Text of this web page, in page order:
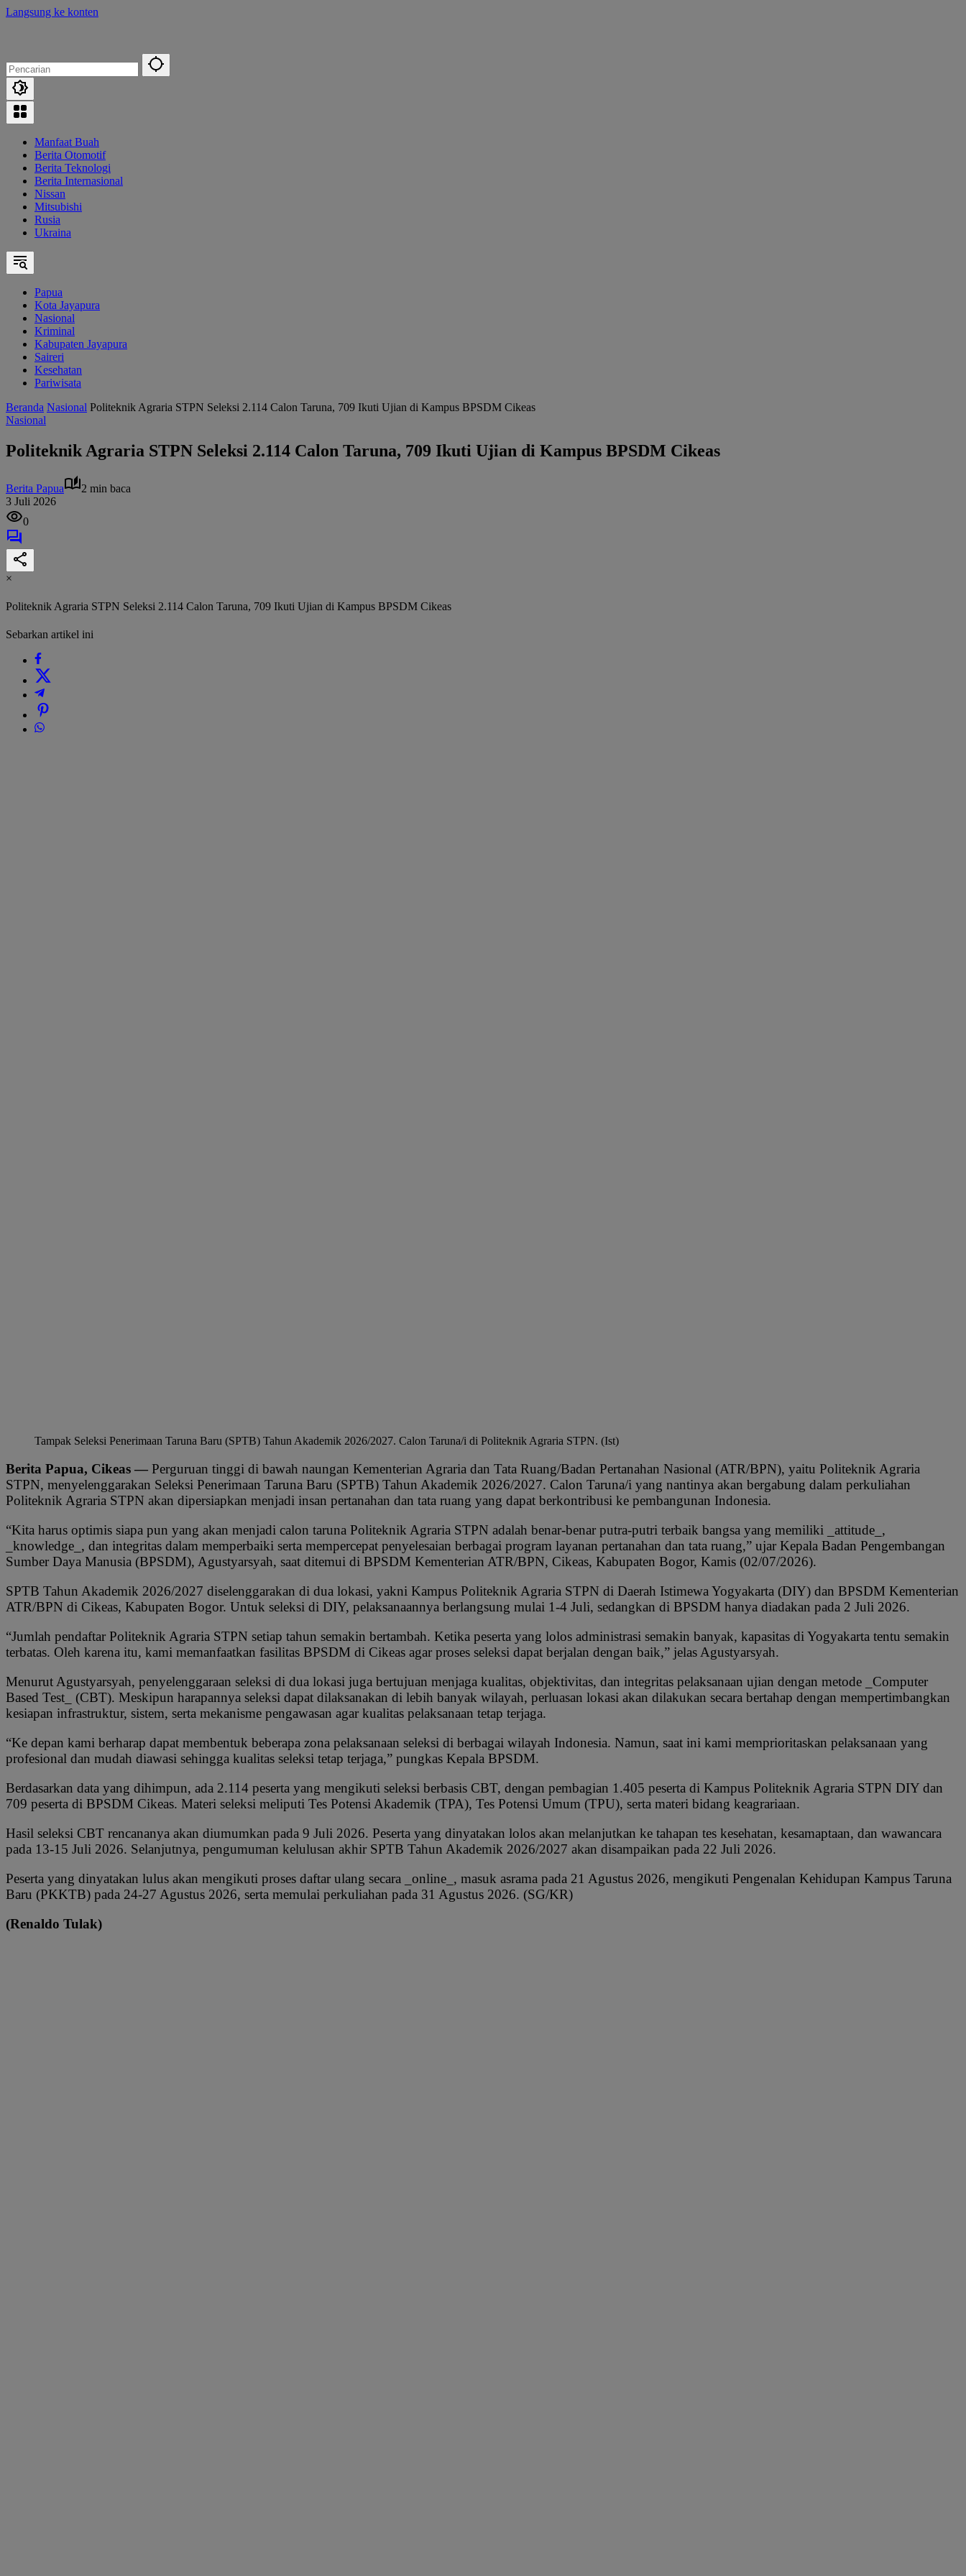
Langsung ke konten
Manfaat Buah
Berita Otomotif
Berita Teknologi
Berita Internasional
Nissan
Mitsubishi
Rusia
Ukraina
Papua
Kota Jayapura
Nasional
Kriminal
Kabupaten Jayapura
Saireri
Kesehatan
Pariwisata
Beranda Nasional Politeknik Agraria STPN Seleksi 2.114 Calon Taruna, 709 Ikuti Ujian di Kampus BPSDM Cikeas
Nasional
Politeknik Agraria STPN Seleksi 2.114 Calon Taruna, 709 Ikuti Ujian di Kampus BPSDM Cikeas
Berita Papua
2 min baca
3 Juli 2026
0
×
Politeknik Agraria STPN Seleksi 2.114 Calon Taruna, 709 Ikuti Ujian di Kampus BPSDM Cikeas
Sebarkan artikel ini
Tampak Seleksi Penerimaan Taruna Baru (SPTB) Tahun Akademik 2026/2027. Calon Taruna/i di Politeknik Agraria STPN. (Ist)
Berita Papua, Cikeas — Perguruan tinggi di bawah naungan Kementerian Agraria dan Tata Ruang/Badan Pertanahan Nasional (ATR/BPN), yaitu Politeknik Agraria
STPN, menyelenggarakan Seleksi Penerimaan Taruna Baru (SPTB) Tahun Akademik 2026/2027. Calon Taruna/i yang nantinya akan bergabung dalam perkuliahan
Politeknik Agraria STPN akan dipersiapkan menjadi insan pertanahan dan tata ruang yang dapat berkontribusi ke pembangunan Indonesia.
“Kita harus optimis siapa pun yang akan menjadi calon taruna Politeknik Agraria STPN adalah benar-benar putra-putri terbaik bangsa yang memiliki _attitude_,
_knowledge_, dan integritas dalam memperbaiki serta mempercepat penyelesaian berbagai program layanan pertanahan dan tata ruang,” ujar Kepala Badan Pengembangan
Sumber Daya Manusia (BPSDM), Agustyarsyah, saat ditemui di BPSDM Kementerian ATR/BPN, Cikeas, Kabupaten Bogor, Kamis (02/07/2026).
SPTB Tahun Akademik 2026/2027 diselenggarakan di dua lokasi, yakni Kampus Politeknik Agraria STPN di Daerah Istimewa Yogyakarta (DIY) dan BPSDM Kementerian
ATR/BPN di Cikeas, Kabupaten Bogor. Untuk seleksi di DIY, pelaksanaannya berlangsung mulai 1-4 Juli, sedangkan di BPSDM hanya diadakan pada 2 Juli 2026.
“Jumlah pendaftar Politeknik Agraria STPN setiap tahun semakin bertambah. Ketika peserta yang lolos administrasi semakin banyak, kapasitas di Yogyakarta tentu semakin
terbatas. Oleh karena itu, kami memanfaatkan fasilitas BPSDM di Cikeas agar proses seleksi dapat berjalan dengan baik,” jelas Agustyarsyah.
Menurut Agustyarsyah, penyelenggaraan seleksi di dua lokasi juga bertujuan menjaga kualitas, objektivitas, dan integritas pelaksanaan ujian dengan metode _Computer
Based Test_ (CBT). Meskipun harapannya seleksi dapat dilaksanakan di lebih banyak wilayah, perluasan lokasi akan dilakukan secara bertahap dengan mempertimbangkan
kesiapan infrastruktur, sistem, serta mekanisme pengawasan agar kualitas pelaksanaan tetap terjaga.
“Ke depan kami berharap dapat membentuk beberapa zona pelaksanaan seleksi di berbagai wilayah Indonesia. Namun, saat ini kami memprioritaskan pelaksanaan yang
profesional dan mudah diawasi sehingga kualitas seleksi tetap terjaga,” pungkas Kepala BPSDM.
Berdasarkan data yang dihimpun, ada 2.114 peserta yang mengikuti seleksi berbasis CBT, dengan pembagian 1.405 peserta di Kampus Politeknik Agraria STPN DIY dan
709 peserta di BPSDM Cikeas. Materi seleksi meliputi Tes Potensi Akademik (TPA), Tes Potensi Umum (TPU), serta materi bidang keagrariaan.
Hasil seleksi CBT rencananya akan diumumkan pada 9 Juli 2026. Peserta yang dinyatakan lolos akan melanjutkan ke tahapan tes kesehatan, kesamaptaan, dan wawancara
pada 13-15 Juli 2026. Selanjutnya, pengumuman kelulusan akhir SPTB Tahun Akademik 2026/2027 akan disampaikan pada 22 Juli 2026.
Peserta yang dinyatakan lulus akan mengikuti proses daftar ulang secara _online_, masuk asrama pada 21 Agustus 2026, mengikuti Pengenalan Kehidupan Kampus Taruna
Baru (PKKTB) pada 24-27 Agustus 2026, serta memulai perkuliahan pada 31 Agustus 2026. (SG/KR)
(Renaldo Tulak)